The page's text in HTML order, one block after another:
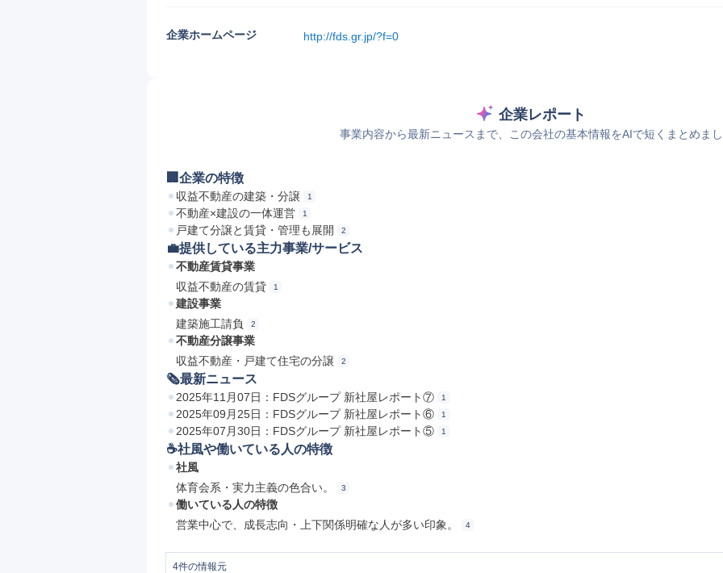
企業ホームページ http://fds.gr.jp/?f=0
企業レポート
事業内容から最新ニュースまで、この会社の基本情報をAIで短くまとめま
🏢企業の特徴
収益不動産の建築・分譲 1
不動産×建設の一体運営 1
戸建て分譲と賃貸・管理も展開 2
💼提供している主力事業/サービス
不動産賃貸事業
収益不動産の賃貸
1
建設事業
建築施工請負
2
不動産分譲事業
収益不動産・戸建て住宅の分譲
2
🗞最新ニュース
2025年11月07日：FDSグループ 新社屋レポート⑦ 1
2025年09月25日：FDSグループ 新社屋レポート⑥ 1
2025年07月30日：FDSグループ 新社屋レポート⑤ 1
☕️社風や働いている人の特徴
社風
体育会系・実力主義の色合い。
3
働いている人の特徴
営業中心で、成長志向・上下関係明確な人が多い印象。
4
4件の情報元